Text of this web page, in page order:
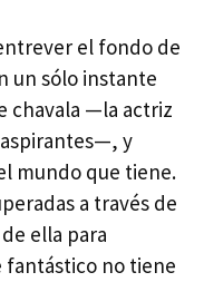
el fondo de
un sólo instante
chavala —la actriz
y
mundo que tiene.
a través de
ella para
fantástico no tiene